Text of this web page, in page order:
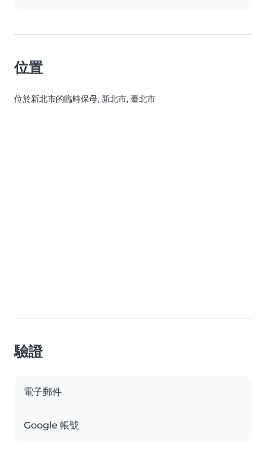
位置
位於新北市的臨時保母, 新北市, 臺北市
驗證
電子郵件
Google 帳號